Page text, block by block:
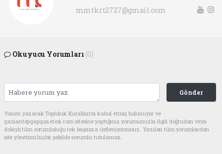
mmtkrt2727@gmail.com
Okuyucu Yorumları (0)
Gönder
Yorum yazarak Topluluk Kuralları’nı kabul etmiş bulunuyor ve
gaziantepgapgazetesi.com sitesine yaptığınız yorumunuzla ilgili doğrudan veya
dolaylı tüm sorumluluğu tek başınıza üstleniyorsunuz. Yazılan tüm yorumlardan
site yönetimi hiçbir şekilde sorumlu tutulamaz.